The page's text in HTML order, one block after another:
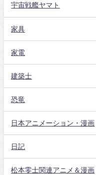
宇宙戦艦ヤマト
家具
家電
建築士
恐竜
日本アニメーション・漫画
日記
松本零士関連アニメ＆漫画